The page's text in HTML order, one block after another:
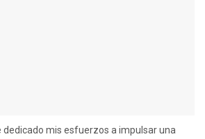
dedicado mis esfuerzos a impulsar una